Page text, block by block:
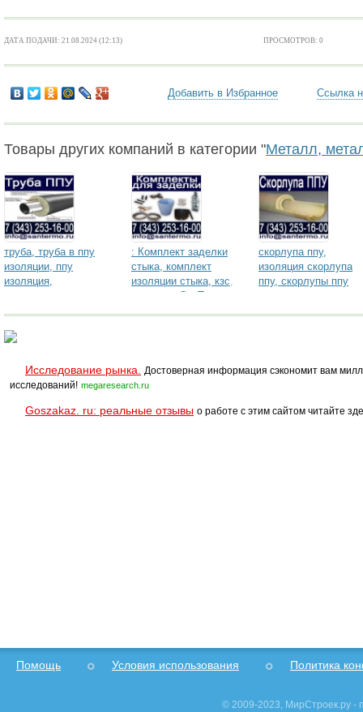
ДАТА ПОДАЧИ: 21.08.2024 (12:13) ПРОСМОТРОВ: 0
Добавить в Избранное Ссылка
Товары других компаний в категории "Металл,
труба, труба в ппу
изоляции, ппу
изоляция,
: Комплект заделки
стыка, комплект
изоляции стыка, кзс,
теплоизо СанТермо
скорлупа ппу,
изоляция скорлупа
ппу, скорлупы ппу
Исследование рынка.
Достоверная информация сэкономит вам
исследований! megaresearch.ru
Goszakaz. ru: реальные отзывы о работе с этим сайтом читайте
Помощь Условия использования Политика
© 2009-2023, МирСтроек.ру -